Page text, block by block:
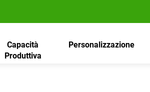
Capacità
Produttiva
Personalizzazione